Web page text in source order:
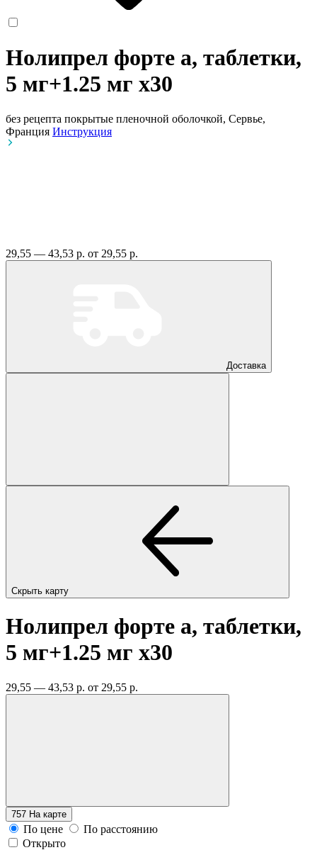
Нолипрел форте а, таблетки,
5 мг+1.25 мг x30
без рецепта покрытые пленочной оболочкой, Сервье,
Франция Инструкция
29,55 — 43,53 р. от 29,55 р.
Доставка
Скрыть карту
Нолипрел форте а, таблетки,
5 мг+1.25 мг x30
29,55 — 43,53 р. от 29,55 р.
757 На карте
По цене
По расстоянию
Открыто